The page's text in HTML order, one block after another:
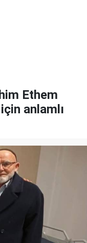
Ethem
anlamlı